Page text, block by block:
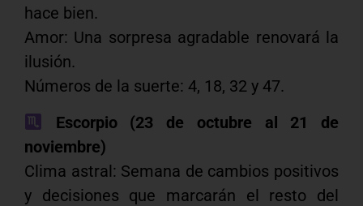
hace bien.
Amor: Una sorpresa agradable renovará la
ilusión.
Números de la suerte: 4, 18, 32 y 47.
Escorpio (23 de octubre al 21 de
noviembre)
Clima astral: Semana de cambios positivos
y decisiones que marcarán el resto del